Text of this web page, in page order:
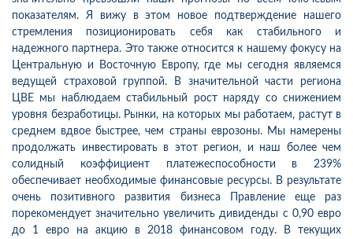
показателям.
Я вижу в этом новое подтверждение нашего
стремления позиционировать себя как стабильного и
надежного партнера. Это также относится к нашему фокусу на
Центральную и Восточную Европу, где мы сегодня являемся
ведущей страховой группой. В значительной части региона
ЦВЕ мы наблюдаем стабильный рост наряду со снижением
уровня безработицы. Рынки, на которых мы работаем, растут в
среднем вдвое быстрее, чем страны еврозоны. Мы намерены
продолжать инвестировать в этот регион, и наш более чем
солидный коэффициент платежеспособности в 239%
обеспечивает необходимые финансовые ресурсы. В результате
очень позитивного развития бизнеса Правление еще раз
порекомендует значительно увеличить дивиденды с 0,90 евро
до 1 евро на акцию в 2018 финансовом году. В текущих